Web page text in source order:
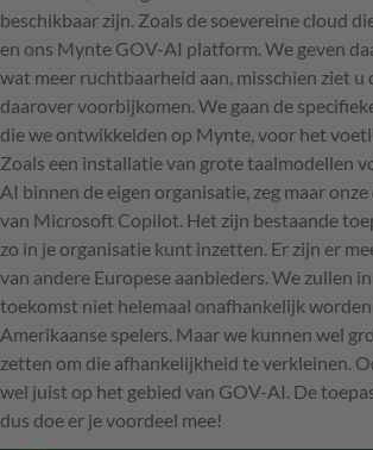
beschikbaar zijn. Zoals de soevereine cloud
en ons Mynte GOV-AI platform. We geven
wat meer ruchtbaarheid aan, misschien ziet u
daarover voorbijkomen. We gaan de
die we ontwikkelden op Mynte, voor het
Zoals een installatie van grote taalmodellen
AI binnen de eigen organisatie, zeg maar
van Microsoft Copilot. Het zijn bestaande
zo in je organisatie kunt inzetten. Er zijn er
van andere Europese aanbieders. We zullen
toekomst niet helemaal onafhankelijk worden
Amerikaanse spelers. Maar we kunnen wel
zetten om die afhankelijkheid te verkleinen.
wel juist op het gebied van GOV-AI. De
dus doe er je voordeel mee!